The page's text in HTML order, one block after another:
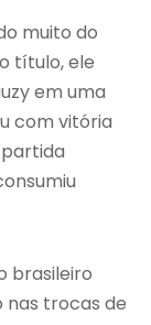
muito do
título, ele
em uma
com vitória
brasileiro
nas trocas de